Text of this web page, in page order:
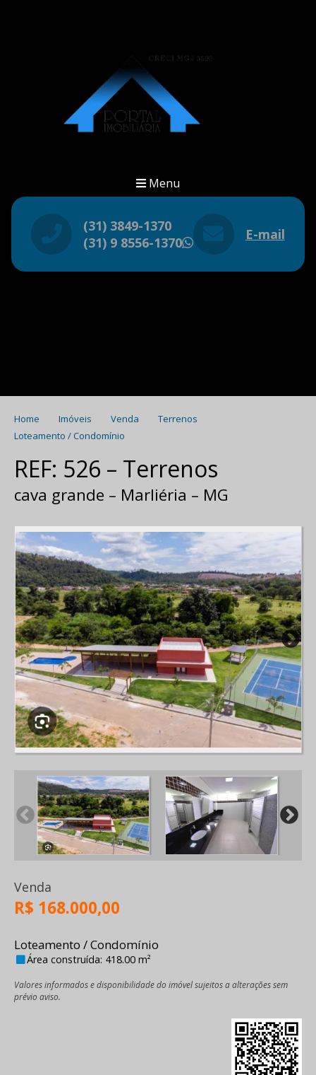
Menu
(31) 3849-1370
(31) 9 8556-1370
WhatsApp
E-mail
Home Imóveis Venda
Terrenos
Loteamento / Condomínio
REF: 526 – Terrenos
cava grande – Marliéria – MG
Venda
R$ 168.000,00
Loteamento / Condomínio
Área construída: 418.00 m²
Valores informados e disponibilidade do imóvel sujeitos a alterações sem
prévio aviso.